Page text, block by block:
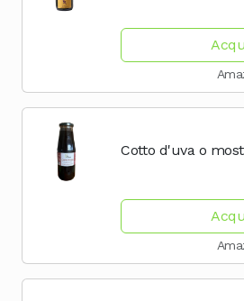
Biodinamico
Vegetariano,...
Cotto d'uva o